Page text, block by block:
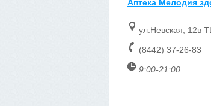
Аптека Мелодия
ул.Невская, 12в
(8442) 37-26-83
9:00-21:00